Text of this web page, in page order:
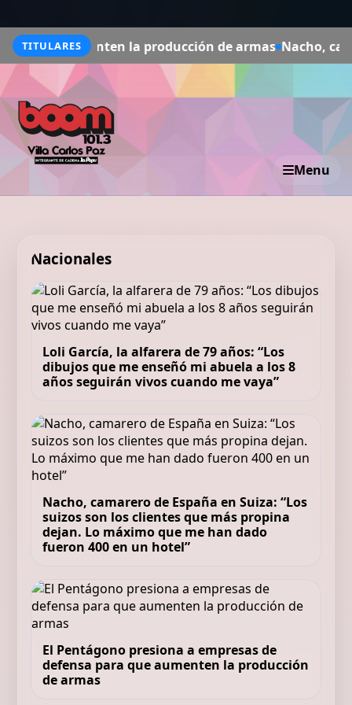
TITULARES
la producción de armas Nacho, camarero de
Menu
Nacionales
Loli García, la alfarera de 79 años: “Los
dibujos que me enseñó mi abuela a los 8
años seguirán vivos cuando me vaya”
Nacho, camarero de España en Suiza: “Los
suizos son los clientes que más propina
dejan. Lo máximo que me han dado
fueron 400 en un hotel”
El Pentágono presiona a empresas de
defensa para que aumenten la producción
de armas